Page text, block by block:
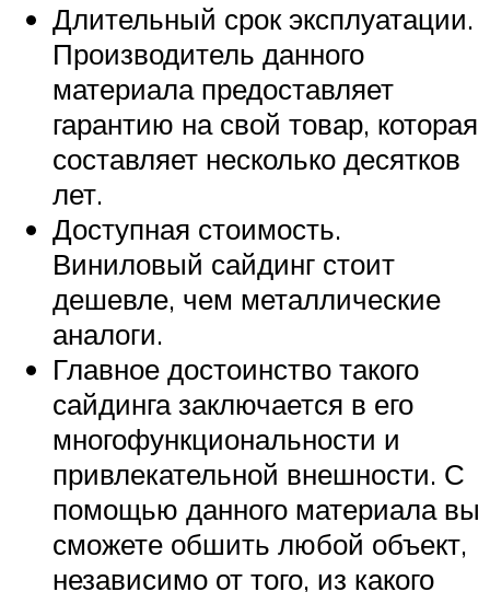
Длительный срок эксплуатации.
Производитель данного
материала предоставляет
гарантию на свой товар, которая
составляет несколько десятков
лет.
Доступная стоимость.
Виниловый сайдинг стоит
дешевле, чем металлические
аналоги.
Главное достоинство такого
сайдинга заключается в его
многофункциональности и
привлекательной внешности. С
помощью данного материала вы
сможете обшить любой объект,
независимо от того, из какого